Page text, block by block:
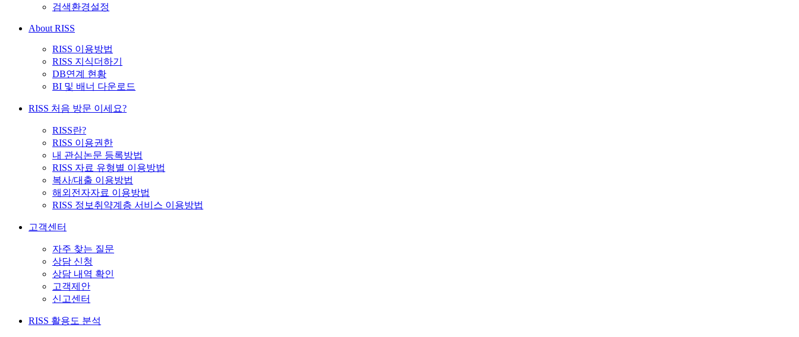
검색환경설정
About RISS
RISS 이용방법
RISS 지식더하기
DB연계 현황
BI 및 배너 다운로드
RISS 처음 방문 이세요?
RISS란?
RISS 이용권한
내 관심논문 등록방법
RISS 자료 유형별 이용방법
복사/대출 이용방법
해외전자자료 이용방법
RISS 정보취약계층 서비스 이용방법
고객센터
자주 찾는 질문
상담 신청
상담 내역 확인
고객제안
신고센터
RISS 활용도 분석